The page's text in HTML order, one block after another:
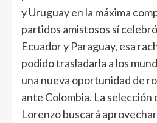
y Uruguay en la máxima
partidos amistosos sí
Ecuador y Paraguay, esa
podido trasladarla a los
una nueva oportunidad de
ante Colombia. La
Lorenzo buscará